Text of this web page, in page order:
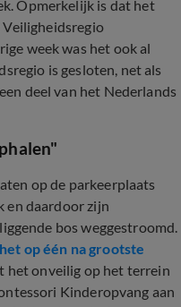
Opmerkelijk is dat het
week was het ook al
is gesloten, net als
deel van het Nederlands
op de parkeerplaats
en daardoor zijn
bos weggestroomd.
op één na grootste
het onveilig op het terrein
Kinderopvang aan